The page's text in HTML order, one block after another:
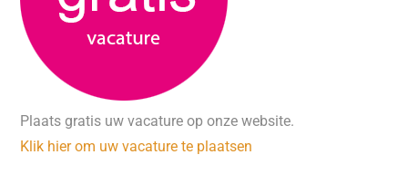
Plaats gratis uw vacature op onze website.
Klik hier om uw vacature te plaatsen